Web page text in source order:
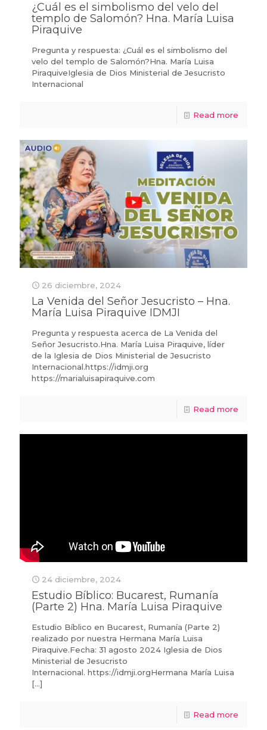
¿Cuál es el simbolismo del velo del
templo de Salomón? Hna. María Luisa
Piraquive
Pregunta y respuesta: ¿Cuál es el simbolismo del
velo del templo de Salomón?Hna. María Luisa
PiraquiveIglesia de Dios Ministerial de Jesucristo
Internacional
Read more
26 diciembre, 2024
La Venida del Señor Jesucristo – Hna.
María Luisa Piraquive IDMJI
Pregunta y respuesta acerca de La Venida del
Señor Jesucristo.Hna. María Luisa Piraquive, líder
de la Iglesia de Dios Ministerial de Jesucristo
Internacional.https://idmji.org
https://marialuisapiraquive.com
Read more
24 diciembre, 2024
Estudio Bíblico: Bucarest, Rumanía
(Parte 2) Hna. María Luisa Piraquive
Estudio Bíblico en Bucarest, Rumanía (Parte 2)
realizado por nuestra Hermana María Luisa
Piraquive.Fecha: 31 agosto 2024 Iglesia de Dios
Ministerial de Jesucristo
Internacional. https://idmji.orgHermana María Luisa
[…]
Read more